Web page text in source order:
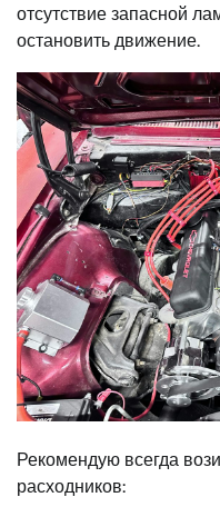
отсутствие запасной
остановить движение.
Рекомендую всегда
расходников: